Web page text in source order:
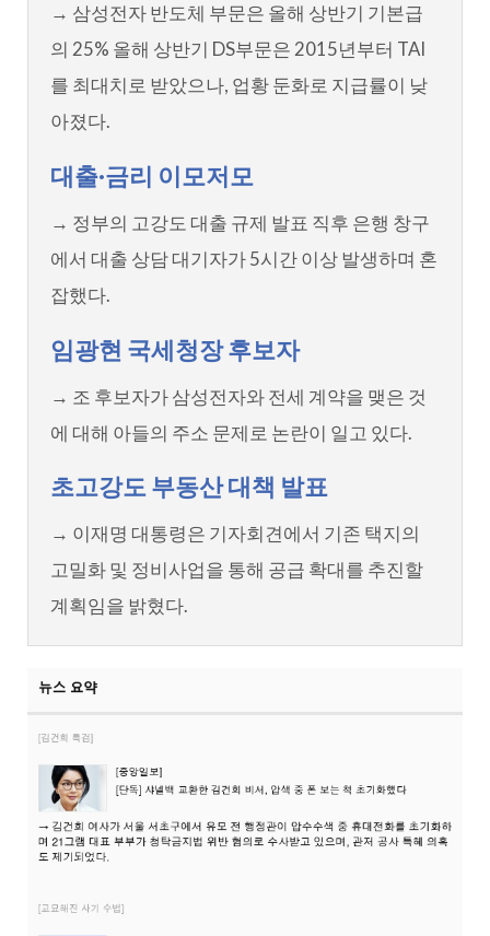
→ 삼성전자 반도체 부문은 올해 상반기 기본급
의 25% 올해 상반기 DS부문은 2015년부터 TAI
를 최대치로 받았으나, 업황 둔화로 지급률이 낮
아졌다.
대출·금리 이모저모
→ 정부의 고강도 대출 규제 발표 직후 은행 창구
에서 대출 상담 대기자가 5시간 이상 발생하며 혼
잡했다.
임광현 국세청장 후보자
→ 조 후보자가 삼성전자와 전세 계약을 맺은 것
에 대해 아들의 주소 문제로 논란이 일고 있다.
초고강도 부동산 대책 발표
→ 이재명 대통령은 기자회견에서 기존 택지의
고밀화 및 정비사업을 통해 공급 확대를 추진할
계획임을 밝혔다.